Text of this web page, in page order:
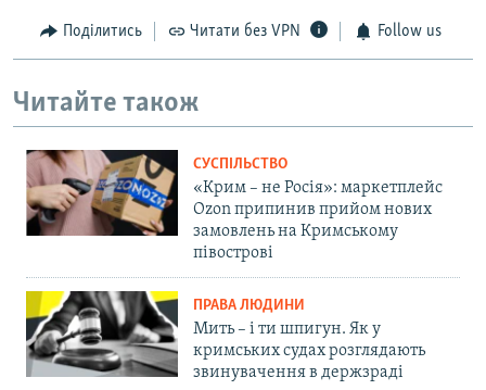
Поділитись Читати без VPN Follow us
Читайте також
СУСПІЛЬСТВО
«Крим – не Росія»: маркетплейс
Ozon припинив прийом нових
замовлень на Кримському
півострові
ПРАВА ЛЮДИНИ
Мить – і ти шпигун. Як у
кримських судах розглядають
звинувачення в держзраді